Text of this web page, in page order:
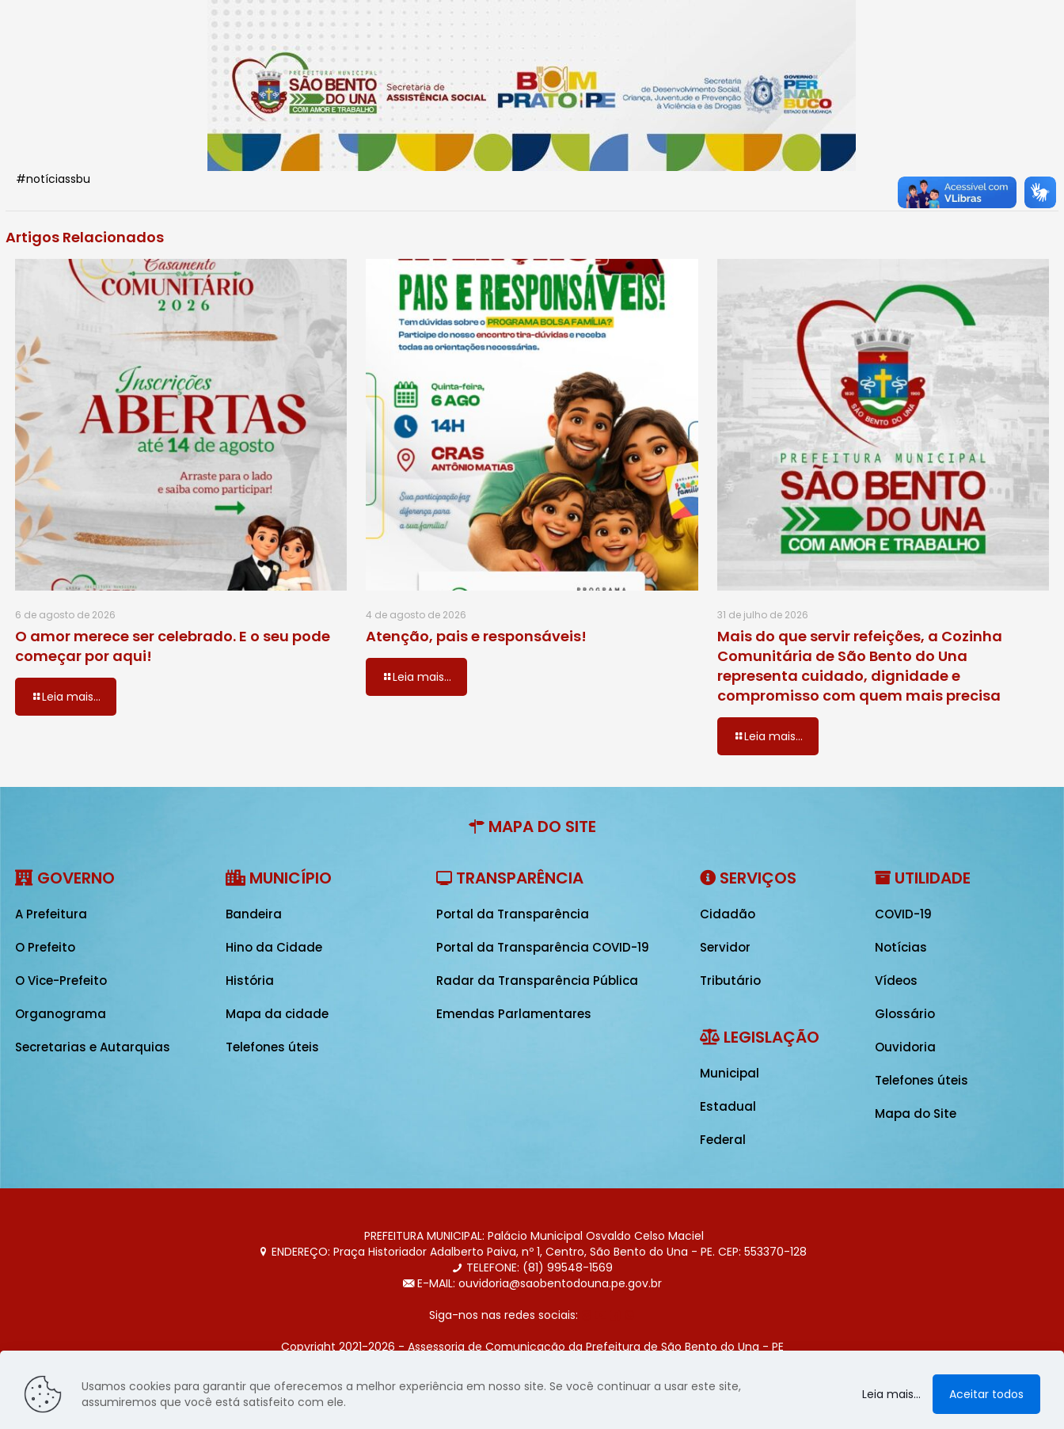
#notíciassbu
Artigos Relacionados
6 de agosto de 2026
O amor merece ser celebrado. E o seu pode
começar por aqui!
Leia mais...
4 de agosto de 2026
Atenção, pais e responsáveis!
Leia mais...
31 de julho de 2026
Mais do que servir refeições, a Cozinha
Comunitária de São Bento do Una
representa cuidado, dignidade e
compromisso com quem mais precisa
Leia mais...
MAPA DO SITE
GOVERNO
A Prefeitura
O Prefeito
O Vice-Prefeito
Organograma
Secretarias e Autarquias
MUNICÍPIO
Bandeira
Hino da Cidade
História
Mapa da cidade
Telefones úteis
TRANSPARÊNCIA
Portal da Transparência
Portal da Transparência COVID-19
Radar da Transparência Pública
Emendas Parlamentares
SERVIÇOS
Cidadão
Servidor
Tributário
LEGISLAÇÃO
Municipal
Estadual
Federal
UTILIDADE
COVID-19
Notícias
Vídeos
Glossário
Ouvidoria
Telefones úteis
Mapa do Site
PREFEITURA MUNICIPAL: Palácio Municipal Osvaldo Celso Maciel
ENDEREÇO: Praça Historiador Adalberto Paiva, nº 1, Centro, São Bento do Una - PE. CEP: 553370-128
TELEFONE: (81) 99548-1569
E-MAIL: ouvidoria@saobentodouna.pe.gov.br
Siga-nos nas redes sociais:
Copyright 2021-2026 - Assessoria de Comunicação da Prefeitura de São Bento do Una - PE
Página desenvolvida pela agência de publicidade LumusWeb - Agência Digital
Usamos cookies para garantir que oferecemos a melhor experiência em nosso site. Se você continuar a usar este site,
assumiremos que você está satisfeito com ele.
Leia mais... Aceitar todos